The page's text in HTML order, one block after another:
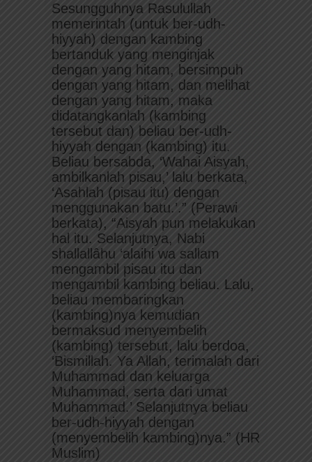
Sesungguhnya Rasulullah
memerintah (untuk ber-udh-
hiyyah) dengan kambing
bertanduk yang menginjak
dengan yang hitam, bersimpuh
dengan yang hitam, dan melihat
dengan yang hitam, maka
didatangkanlah (kambing
tersebut dan) beliau ber-udh-
hiyyah dengan (kambing) itu.
Beliau bersabda, ‘Wahai Aisyah,
ambilkanlah pisau,’ lalu berkata,
‘Asahlah (pisau itu) dengan
menggunakan batu.’.” (Perawi
berkata), “Aisyah pun melakukan
hal itu. Selanjutnya, Nabi
shallallâhu ‘alaihi wa sallam
mengambil pisau itu dan
mengambil kambing beliau. Lalu,
beliau membaringkan
(kambing)nya kemudian
bermaksud menyembelih
(kambing) tersebut, lalu berdoa,
‘Bismillah. Ya Allah, terimalah dari
Muhammad dan keluarga
Muhammad, serta dari umat
Muhammad.’ Selanjutnya beliau
ber-udh-hiyyah dengan
(menyembelih kambing)nya.” (HR
Muslim)